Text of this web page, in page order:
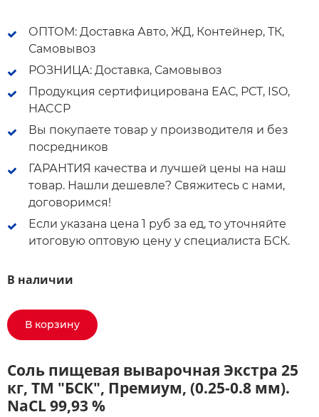
ОПТОМ: Доставка Авто, ЖД, Контейнер, ТК,
Самовывоз
РОЗНИЦА: Доставка, Самовывоз
Продукция сертифицирована ЕАС, РСТ, ISO,
HACCP
Вы покупаете товар у производителя и без
посредников
ГАРАНТИЯ качества и лучшей цены на наш
товар. Нашли дешевле? Свяжитесь с нами,
договоримся!
Если указана цена 1 руб за ед, то уточняйте
итоговую оптовую цену у специалиста БСК.
В наличии
В корзину
Соль пищевая выварочная Экстра 25
кг, ТМ "БСК", Премиум, (0.25-0.8 мм).
NaCL 99,93 %